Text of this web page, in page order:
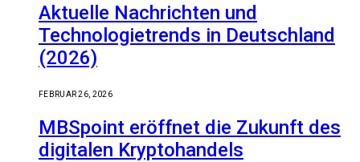
Aktuelle Nachrichten und
Technologietrends in Deutschland
(2026)
FEBRUAR 26, 2026
MBSpoint eröffnet die Zukunft des
digitalen Kryptohandels